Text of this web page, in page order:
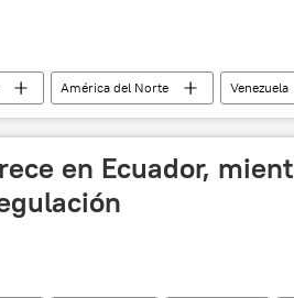
América del Norte
Venezuela
Donald Trump noticias
en Ecuador,